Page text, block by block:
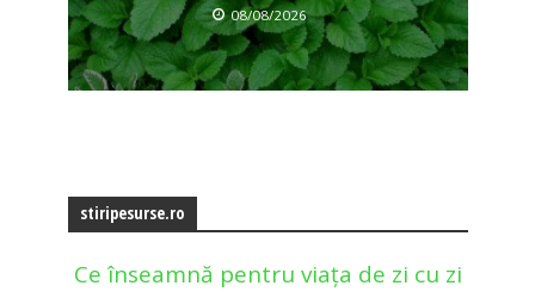
08/08/2026
stiripesurse.ro
Ce înseamnă pentru viața de zi cu zi